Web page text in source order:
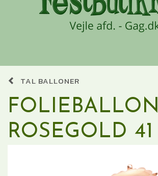
TAL BALLONER
ROSEGOLD